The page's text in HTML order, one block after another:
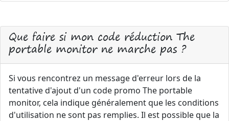
Que faire si mon code réduction The
portable monitor ne marche pas ?
Si vous rencontrez un message d'erreur lors de la
tentative d'ajout d'un code promo The portable
monitor, cela indique généralement que les conditions
d'utilisation ne sont pas remplies. Il est possible que la